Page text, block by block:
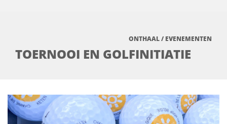
ONTHAAL/ EVENEMENTEN
TOERNOOI EN GOLFINITIATIE